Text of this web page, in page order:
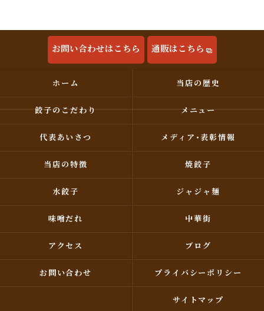
お問い合わせはこちら 通販はこちら
ホーム 当店の歴史
餃子のこだわり メニュー
代表あいさつ メディア･表彰情報
当店の特徴 焼餃子
水餃子 ジャジャ麺
味噌だれ 中華街
アクセス ブログ
お問い合わせ プライバシーポリシー
サイトマップ